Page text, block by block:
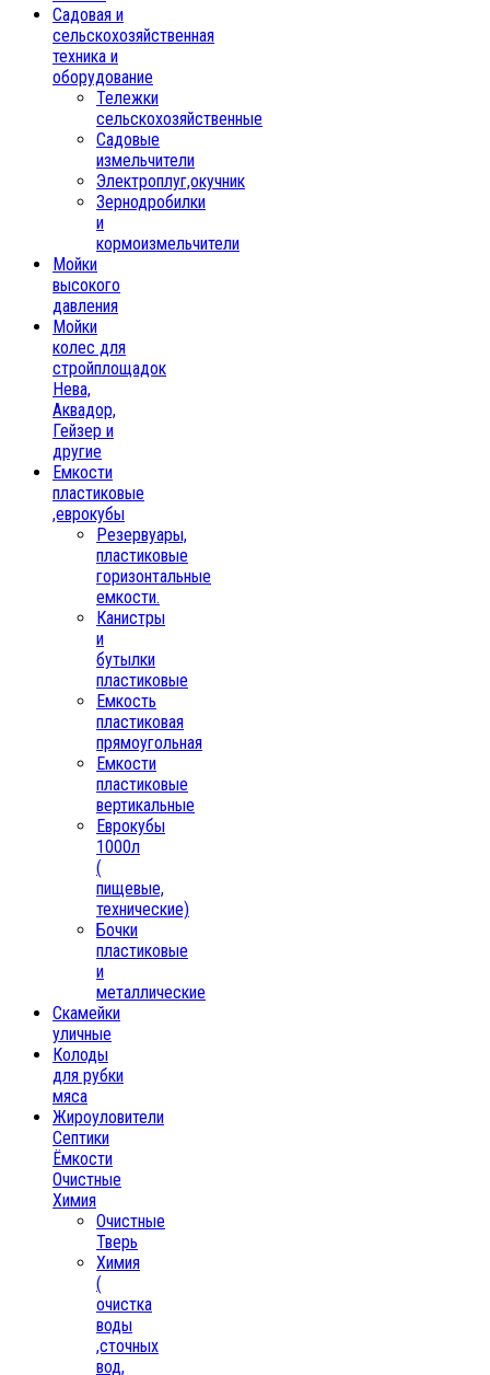
Садовая и
сельскохозяйственная
техника и
оборудование
Тележки
сельскохозяйственные
Садовые
измельчители
Электроплуг,окучник
Зернодробилки
и
кормоизмельчители
Мойки
высокого
давления
Мойки
колес для
стройплощадок
Нева,
Аквадор,
Гейзер и
другие
Емкости
пластиковые
,еврокубы
Резервуары,
пластиковые
горизонтальные
емкости.
Канистры
и
бутылки
пластиковые
Емкость
пластиковая
прямоугольная
Емкости
пластиковые
вертикальные
Еврокубы
1000л
(
пищевые,
технические)
Бочки
пластиковые
и
металлические
Скамейки
уличные
Колоды
для рубки
мяса
Жироуловители
Септики
Ёмкости
Очистные
Химия
Очистные
Тверь
Химия
(
очистка
воды
,сточных
вод,